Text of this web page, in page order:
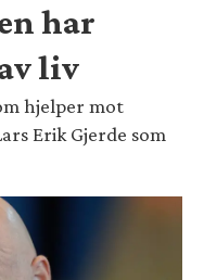
har
liv
hjelper mot
Erik Gjerde som